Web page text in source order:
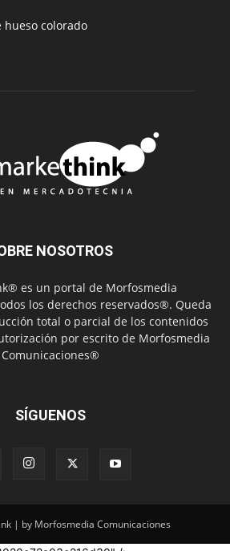
hueso colorado
NOSOTROS
es un portal de Morfosmedia
los derechos reservados®. Queda
total o parcial de los contenidos
por escrito de Morfosmedia
Comunicaciones®
SÍGUENOS
| by Morfosmedia Comunicaciones